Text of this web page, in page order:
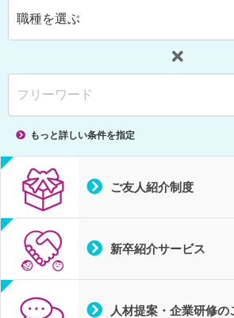
もっと詳しい条件を指定
ご友人紹介制度
新卒紹介サービス
人材提案・企業研修の